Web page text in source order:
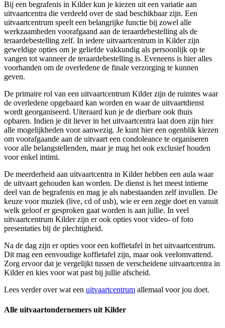
Bij een begrafenis in Kilder kun je kiezen uit een variatie aan
uitvaartcentra die verdeeld over de stad beschikbaar zijn. Een
uitvaartcentrum speelt een belangrijke functie bij zowel alle
werkzaamheden voorafgaand aan de teraardebestelling als de
teraardebestelling zelf. In iedere uitvaartcentrum in Kilder zijn
geweldige opties om je geliefde vakkundig als persoonlijk op te
vangen tot wanneer de teraardebestelling is. Eveneens is hier alles
voorhanden om de overledene de finale verzorging te kunnen
geven.
De primaire rol van een uitvaartcentrum Kilder zijn de ruimtes waar
de overledene opgebaard kan worden en waar de uitvaartdienst
wordt georganiseerd. Uiteraard kun je de dierbare ook thuis
opbaren. Indien je dit liever in het uitvaartcentra laat doen zijn hier
alle mogelijkheden voor aanwezig. Je kunt hier een ogenblik kiezen
om voorafgaande aan de uitvaart een condoleance te organiseren
voor alle belangstellenden, maar je mag het ook exclusief houden
voor enkel intimi.
De meerderheid aan uitvaartcentra in Kilder hebben een aula waar
de uitvaart gehouden kan worden. De dienst is het meest intieme
deel van de begrafenis en mag je als nabestaanden zelf invullen. De
keuze voor muziek (live, cd of usb), wie er een zegje doet en vanuit
welk geloof er gesproken gaat worden is aan jullie. In veel
uitvaartcentrum Kilder zijn er ook opties voor video- of foto
presentaties bij de plechtigheid.
Na de dag zijn er opties voor een koffietafel in het uitvaartcentrum.
Dit mag een eenvoudige koffietafel zijn, maar ook veelomvattend.
Zorg ervoor dat je vergelijkt tussen de verscheidene uitvaartcentra in
Kilder en kies voor wat past bij jullie afscheid.
Lees verder over wat een uitvaartcentrum allemaal voor jou doet.
Alle uitvaartondernemers uit Kilder